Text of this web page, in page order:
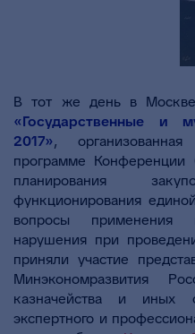
В тот же день в
«Государственные и
2017»,
программе
планирования
функционирования
вопросы применения
нарушения при
приняли участие
Минэкономразвития
казначейства и иных
экспертного и